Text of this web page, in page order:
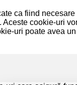
ca fiind
cookie-uri
uri poate avea